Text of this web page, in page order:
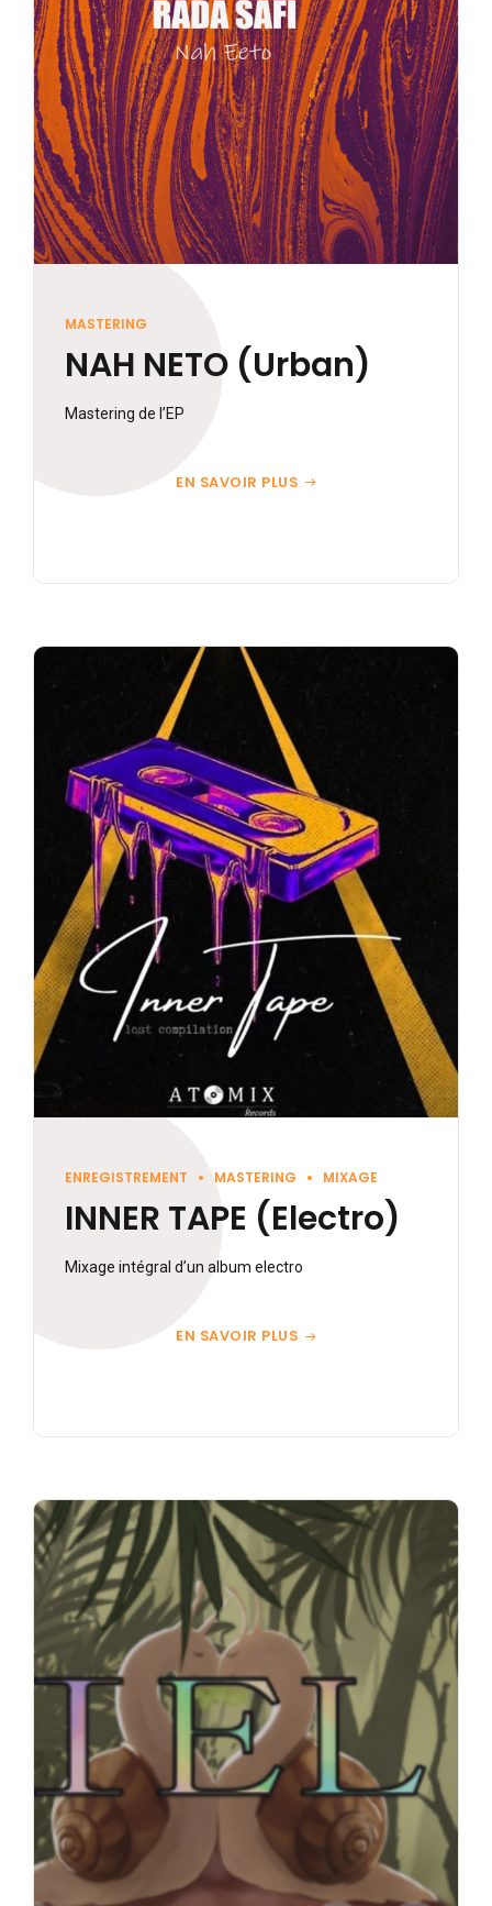
MASTERING
NAH NETO (Urban)
Mastering de l’EP
EN SAVOIR PLUS
ENREGISTREMENT MASTERING MIXAGE
INNER TAPE (Electro)
Mixage intégral d’un album electro
EN SAVOIR PLUS